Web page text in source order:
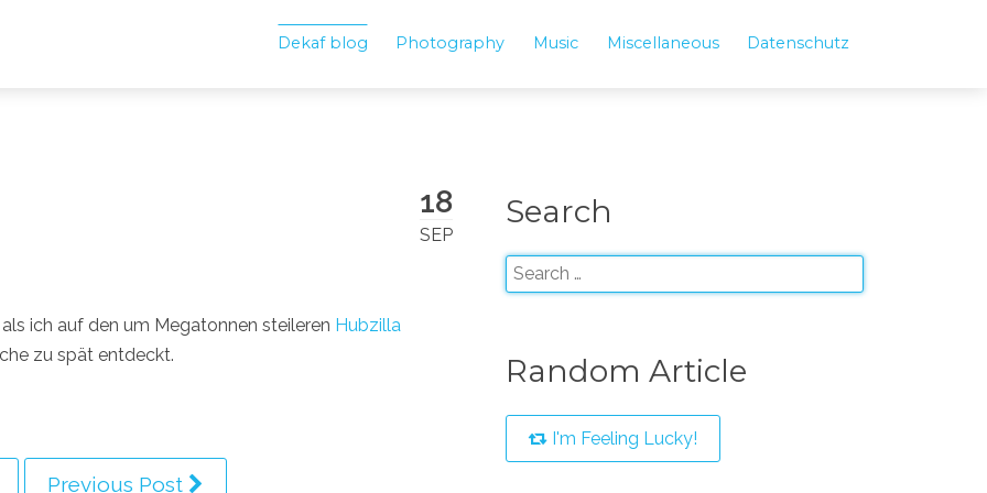
Dekaf blog Photography Music Miscellaneous Datenschutz
18
SEP
ich auf den um Megatonnen steileren Hubzilla
zu spät entdeckt.
Previous Post
Search
Random Article
I'm Feeling Lucky!